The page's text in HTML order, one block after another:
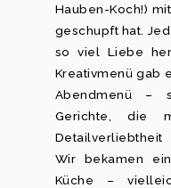
Hauben-Koch!)
geschupft hat.
so viel Liebe
Kreativmenü gab
Abendmenü –
Gerichte, die
Wir bekamen
Küche –